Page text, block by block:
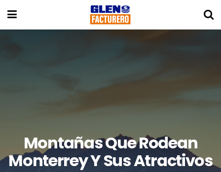
Montañas Que Rodean
Monterrey Y Sus Atractivos